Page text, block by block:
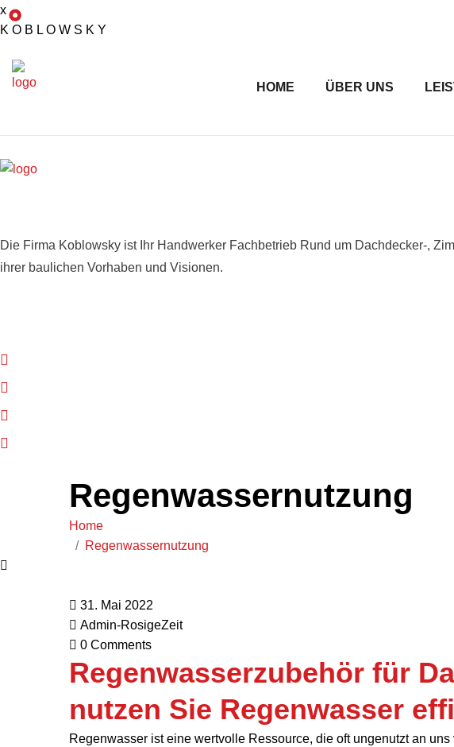
x
K O B L O W S K Y
HOME ÜBER UNS
Die Firma Koblowsky ist Ihr Handwerker Fachbetrieb Rund um Dachdecker-,
ihrer baulichen Vorhaben und Visionen.
Regenwassernutzung
Home
Regenwassernutzung
31. Mai 2022
Admin-RosigeZeit
0 Comments
Regenwasserzubehör für
nutzen Sie Regenwasser
Regenwasser ist eine wertvolle Ressource, die oft ungenutzt an